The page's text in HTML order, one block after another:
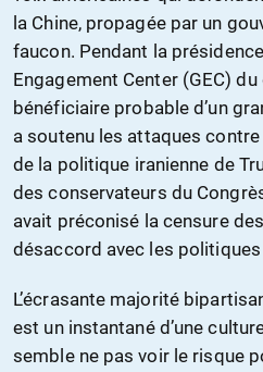
la Chine, propagée par un
faucon. Pendant la
Engagement Center (GEC)
bénéficiaire probable d’un
a soutenu les attaques
de la politique iranienne de
des conservateurs du
avait préconisé la censure
désaccord avec les
L’écrasante majorité
est un instantané d’une
semble ne pas voir le risque